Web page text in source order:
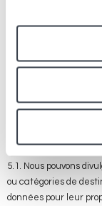
4.3. Nous traitons les
d'améliorer notre
l'utilisation du Site
démographiques ou
5. À qui divulguons et
5.1. Nous pouvons
ou catégories de
données pour leur